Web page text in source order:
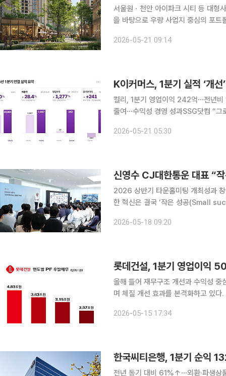
서울원ㆍ천안 아이파크 시티 등 대형사업 본격화 IPARK현대산업개발이 체
을 바탕으로 우량 사업지 중심의 포트폴
검토하는 관리 시스템을 운영하고 있
2026-05-21 09:14
K이커머스, 1분기 실적 ‘개
컬리, 1분기 영업이익 242억⋯전년비
줄여⋯수익성 경영 성과SSG닷컴 “그
갈린 성적표를 받아들었지만, 전반적
2026-05-21 05:30
신영수 CJ대한통운 대표 “
2026 상반기 타운홀미팅 개최성과 창출하는 역동적
한 혁신은 결국 ‘작은 성공(Small
시했다. 올해는 휴머노이드 물류 로봇
2026-05-18 09:20
롯데건설, 1분기 영업이익
올해 들어 재무구조 개선과 수익성 중
며 체질 개선 효과를 본격화하고 있
설의 올해 1분기 연결 기준 매출액은
2026-05-15 17:34
한국씨티은행, 1분기 순익
전년 동기 대비 61%↑⋯외환·파생상